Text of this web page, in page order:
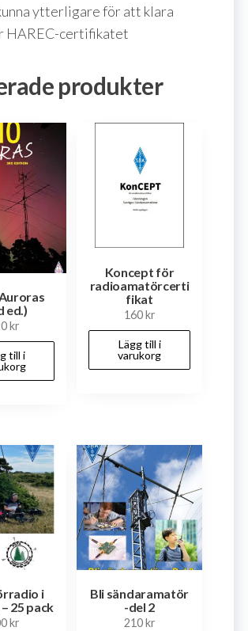
ytterligare för att klara
HAREC-certifikatet
produkter
ed.)
kr
till i
Koncept för
radioamatörcerti
fikat
160kr
Lägg till i
varukorg
i
25 pack
kr
Bli sändaramatör
-del 2
210 kr